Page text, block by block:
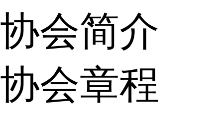
协会简介
协会章程